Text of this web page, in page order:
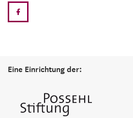
Eine Einrichtung der: